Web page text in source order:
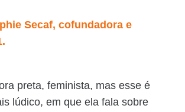
Secaf, cofundadora e
preta, feminista, mas esse é
lúdico, em que ela fala sobre